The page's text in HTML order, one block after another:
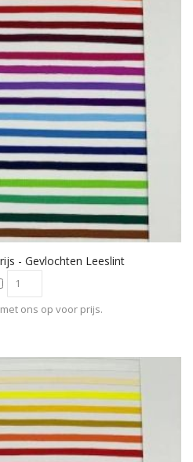
- Gevlochten Leeslint
ons op voor prijs.